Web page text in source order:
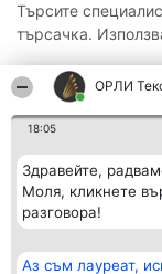
ОРЛИ
18:05
Здравейте,
Моля, кликнете
разговора!
Аз съм лауреат,
Търсите
търсачка.
Организатор на